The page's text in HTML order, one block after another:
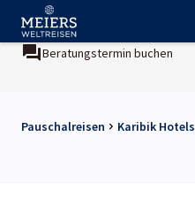
Beratungstermin buchen
Pauschalreisen Karibik Hotels